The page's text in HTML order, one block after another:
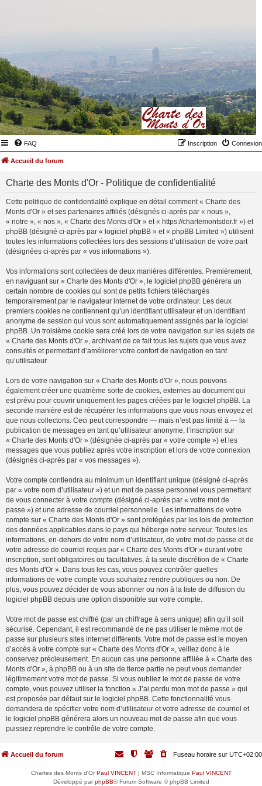
FAQ Connexion
Inscription
Accueil du forum
Charte des Monts d'Or - Politique de confidentialité
Cette politique de confidentialité explique en détail comment « Charte des
Monts d'Or » et ses partenaires affiliés (désignés ci-après par « nous »,
« notre », « nos », « Charte des Monts d'Or » et « https://chartemontsdor.fr ») et
phpBB (désigné ci-après par « logiciel phpBB » et « phpBB Limited ») utilisent
toutes les informations collectées lors des sessions d’utilisation de votre part
(désignées ci-après par « vos informations »).
Vos informations sont collectées de deux manières différentes. Premièrement,
en naviguant sur « Charte des Monts d'Or », le logiciel phpBB génèrera un
certain nombre de cookies qui sont de petits fichiers téléchargés
temporairement par le navigateur internet de votre ordinateur. Les deux
premiers cookies ne contiennent qu’un identifiant utilisateur et un identifiant
anonyme de session qui vous sont automatiquement assignés par le logiciel
phpBB. Un troisième cookie sera créé lors de votre navigation sur les sujets de
« Charte des Monts d'Or », archivant de ce fait tous les sujets que vous avez
consultés et permettant d’améliorer votre confort de navigation en tant
qu’utilisateur.
Lors de votre navigation sur « Charte des Monts d'Or », nous pouvons
également créer une quatrième sorte de cookies, externes au document qui
est prévu pour couvrir uniquement les pages créées par le logiciel phpBB. La
seconde manière est de récupérer les informations que vous nous envoyez et
que nous collectons. Ceci peut correspondre — mais n’est pas limité à — la
publication de messages en tant qu’utilisateur anonyme, l’inscription sur
« Charte des Monts d'Or » (désignée ci-après par « votre compte ») et les
messages que vous publiez après votre inscription et lors de votre connexion
(désignés ci-après par « vos messages »).
Votre compte contiendra au minimum un identifiant unique (désigné ci-après
par « votre nom d’utilisateur ») et un mot de passe personnel vous permettant
de vous connecter à votre compte (désigné ci-après par « votre mot de
passe ») et une adresse de courriel personnelle. Les informations de votre
compte sur « Charte des Monts d'Or » sont protégées par les lois de protection
des données applicables dans le pays qui héberge notre serveur. Toutes les
informations, en-dehors de votre nom d’utilisateur, de votre mot de passe et de
votre adresse de courriel requis par « Charte des Monts d'Or » durant votre
inscription, sont obligatoires ou facultatives, à la seule discrétion de « Charte
des Monts d'Or ». Dans tous les cas, vous pouvez contrôler quelles
informations de votre compte vous souhaitez rendre publiques ou non. De
plus, vous pouvez décider de vous abonner ou non à la liste de diffusion du
logiciel phpBB depuis une option disponible sur votre compte.
Votre mot de passe est chiffré (par un chiffrage à sens unique) afin qu’il soit
sécurisé. Cependant, il est recommandé de ne pas utiliser le même mot de
passe sur plusieurs sites internet différents. Votre mot de passe est le moyen
d’accès à votre compte sur « Charte des Monts d'Or », veillez donc à le
conservez précieusement. En aucun cas une personne affiliée à « Charte des
Monts d'Or », à phpBB ou à un site de tierce partie ne peut vous demander
légitimement votre mot de passe. Si vous oubliez le mot de passe de votre
compte, vous pouvez utiliser la fonction « J’ai perdu mon mot de passe » qui
est proposée par défaut sur le logiciel phpBB. Cette fonctionnalité vous
demandera de spécifier votre nom d’utilisateur et votre adresse de courriel et
le logiciel phpBB générera alors un nouveau mot de passe afin que vous
puissiez reprendre le contrôle de votre compte.
Accueil du forum Fuseau horaire sur UTC+02:00
Chartes des Monts d'OrPaul VINCENT| MSC Informatique Paul VINCENT
Développé parphpBB® Forum Software © phpBB Limited